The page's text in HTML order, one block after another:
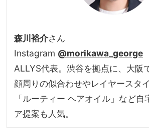
森川裕介さん
Instagram @morikawa_george
ALLYS代表。渋谷を拠点に、大阪
顔周りの似合わせやレイヤースタ
「ルーティー ヘアオイル」など自
ア提案も人気。